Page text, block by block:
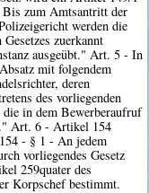
zum Amtsantritt der
werden die
zuerkannt
ausgeübt." Art. 5 - In
mit folgendem
deren
des vorliegenden
in dem Bewerberaufruf
Art. 6 - Artikel 154
- § 1 - An jedem
vorliegendes Gesetz
259quater des
Korpschef bestimmt.